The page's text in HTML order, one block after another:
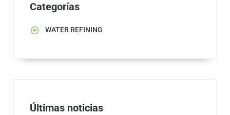
Categorías
WATER REFINING
Últimas noticias